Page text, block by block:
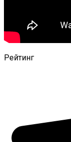
Рейтинг